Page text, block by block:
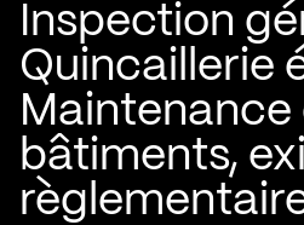
Inspection
Quincaillerie
Maintenance
bâtiments,